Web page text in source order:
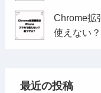
Chrome拡
使えない
最近の投稿